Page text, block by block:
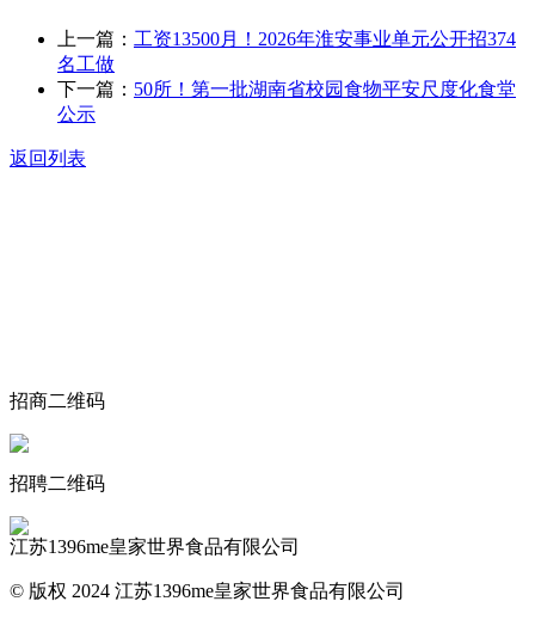
上一篇： 工资13500月！2026年淮安事业单元公开招374
名工做
下一篇： 50所！第一批湖南省校园食物平安尺度化食堂
公示
返回列表
招商二维码
招聘二维码
江苏1396me皇家世界食品有限公司
© 版权 2024 江苏1396me皇家世界食品有限公司